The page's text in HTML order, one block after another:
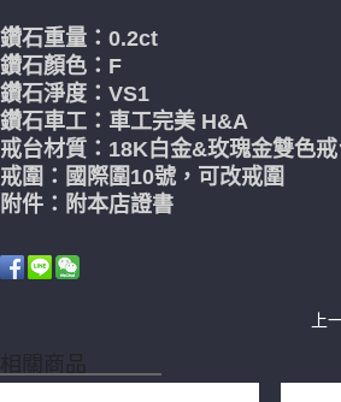
鑽石重量：0.2ct
鑽石顏色：F
鑽石淨度：VS1
鑽石車工：車工完美 H&A
戒台材質：18K白金&玫瑰金雙色
戒圍：國際圍10號，可改戒圍
附件：附本店證書
上
相關商品